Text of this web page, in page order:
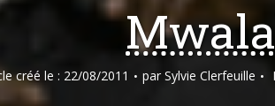
créé le : 22/08/2011 par Sylvie Clerfeuille